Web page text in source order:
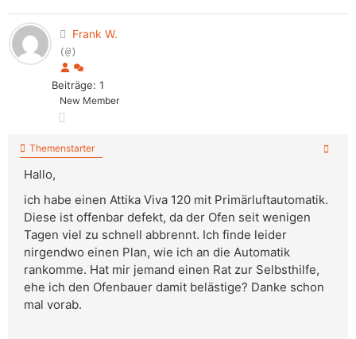
Frank W.
(@)
Beiträge: 1
New Member
Themenstarter
Hallo,
ich habe einen Attika Viva 120 mit Primärluftautomatik.
Diese ist offenbar defekt, da der Ofen seit wenigen
Tagen viel zu schnell abbrennt. Ich finde leider
nirgendwo einen Plan, wie ich an die Automatik
rankomme. Hat mir jemand einen Rat zur Selbsthilfe,
ehe ich den Ofenbauer damit belästige? Danke schon
mal vorab.